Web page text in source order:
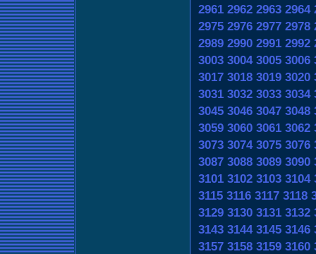
2961 2962 2963 2964
2975 2976 2977 2978
2989 2990 2991 2992
3003 3004 3005 3006
3017 3018 3019 3020
3031 3032 3033 3034
3045 3046 3047 3048
3059 3060 3061 3062
3073 3074 3075 3076
3087 3088 3089 3090
3101 3102 3103 3104
3115 3116 3117 3118
3129 3130 3131 3132
3143 3144 3145 3146
3157 3158 3159 3160